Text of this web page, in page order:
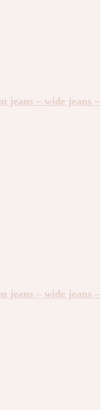
jeans – wide jeans –
jeans – wide jeans –